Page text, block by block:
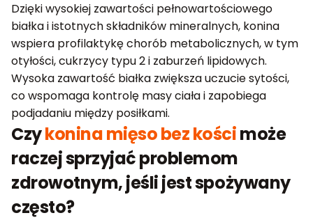
Dzięki wysokiej zawartości pełnowartościowego
białka i istotnych składników mineralnych, konina
wspiera profilaktykę chorób metabolicznych, w tym
otyłości, cukrzycy typu 2 i zaburzeń lipidowych.
Wysoka zawartość białka zwiększa uczucie sytości,
co wspomaga kontrolę masy ciała i zapobiega
podjadaniu między posiłkami.
Czykonina mięso bez kościmoże
raczej sprzyjać problemom
zdrowotnym, jeśli jest spożywany
często?